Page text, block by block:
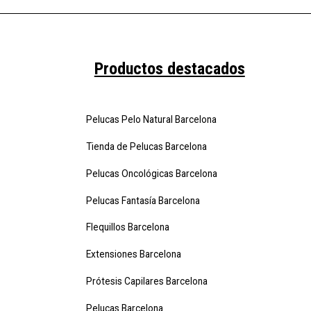
Productos destacados
Pelucas Pelo Natural Barcelona
Tienda de Pelucas Barcelona
Pelucas Oncológicas Barcelona
Pelucas Fantasía Barcelona
Flequillos Barcelona
Extensiones Barcelona
Prótesis Capilares Barcelona
Pelucas Barcelona